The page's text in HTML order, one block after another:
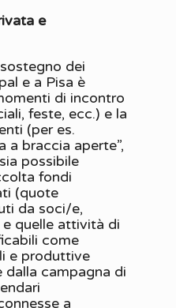
e
dei
e a Pisa è
di incontro
feste, ecc.) e la
(per es.
a braccia aperte”,
possibile
fondi
(quote
da soci/e,
quelle attività di
come
e produttive
dalla campagna di
a